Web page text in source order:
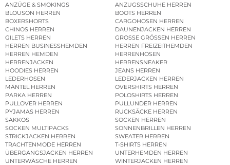
ANZÜGE & SMOKINGS
ANZUGSSCHUHE HERREN
BLOUSON HERREN
BOOTS HERREN
BOXERSHORTS
CARGOHOSEN HERREN
CHINOS HERREN
DAUNENJACKEN HERREN
GILETS HERREN
GROSSE GRÖSSEN HERREN
HERREN BUSINESSHEMDEN
HERREN FREIZEITHEMDEN
HERREN HEMDEN
HERRENHOSEN
HERRENJACKEN
HERRENSNEAKER
HOODIES HERREN
JEANS HERREN
LEDERHOSEN
LEDERJACKEN HERREN
MÄNTEL HERREN
OVERSHIRTS HERREN
PARKA HERREN
POLOSHIRTS HERREN
PULLOVER HERREN
PULLUNDER HERREN
PYJAMAS HERREN
RUCKSÄCKE HERREN
SAKKOS
SOCKEN HERREN
SOCKEN MULTIPACKS
SONNENBRILLEN HERREN
STRICKJACKEN HERREN
SWEATER HERREN
TRACHTENMODE HERREN
T-SHIRTS HERREN
ÜBERGANGSJACKEN HERREN
UNTERHEMDEN HERREN
UNTERWÄSCHE HERREN
WINTERJACKEN HERREN